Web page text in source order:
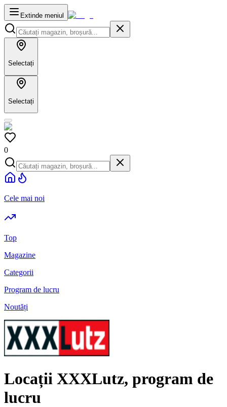
Extinde meniul
Selectați
Selectați
0
Cele mai noi
Top
Magazine
Categorii
Program de lucru
Noutăți
Locații XXXLutz, program de
lucru